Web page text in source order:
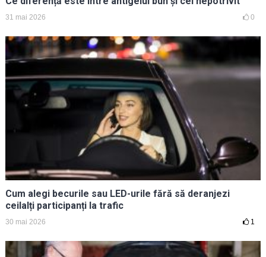
31 mai 2026 0
Cum alegi becurile sau LED-urile fără să deranjezi
ceilalți participanți la trafic
30 mai 2026 1